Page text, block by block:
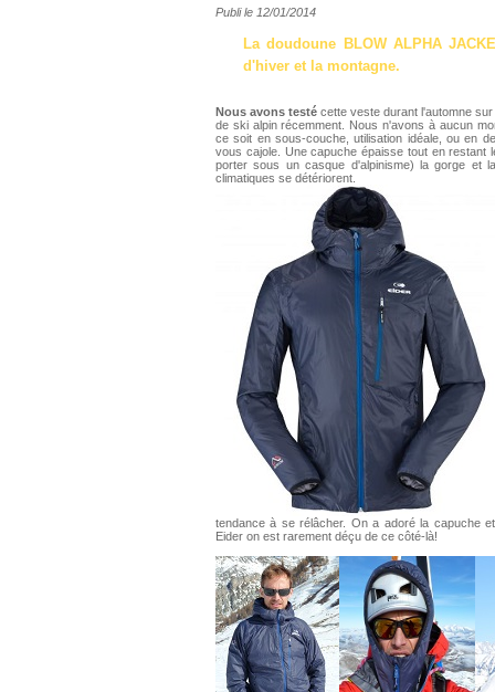
Publi le 12/01/2014
La doudoune BLOW ALPHA
d'hiver et la montagne.
Nous avons testé cette veste durant l'automne
de ski alpin récemment. Nous n'avons à aucun
ce soit en sous-couche, utilisation idéale, ou en
vous cajole. Une capuche épaisse tout en restant
porter sous un casque d'alpinisme) la gorge et
climatiques se détériorent.
tendance à se rélâcher. On a adoré la capuche
Eider on est rarement déçu de ce côté-là!